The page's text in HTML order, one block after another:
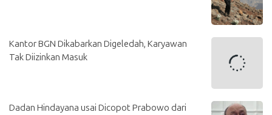
Kantor BGN Dikabarkan Digeledah, Karyawan
Tak Diizinkan Masuk
Dadan Hindayana usai Dicopot Prabowo dari